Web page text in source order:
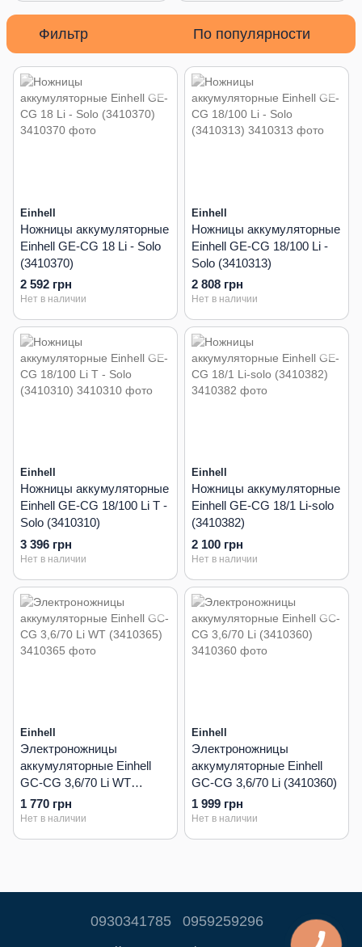
Фильтр По популярности
Einhell
Ножницы аккумуляторные
Einhell GE-CG 18 Li - Solo
(3410370)
2 592 грн
Нет в наличии
Einhell
Ножницы аккумуляторные
Einhell GE-CG 18/100 Li -
Solo (3410313)
2 808 грн
Нет в наличии
Einhell
Ножницы аккумуляторные
Einhell GE-CG 18/100 Li T -
Solo (3410310)
3 396 грн
Нет в наличии
Einhell
Ножницы аккумуляторные
Einhell GE-CG 18/1 Li-solo
(3410382)
2 100 грн
Нет в наличии
Einhell
Электроножницы
аккумуляторные Einhell
GC-CG 3,6/70 Li WT
(3410365)
1 770 грн
Нет в наличии
Einhell
Электроножницы
аккумуляторные Einhell
GC-CG 3,6/70 Li (3410360)
1 999 грн
Нет в наличии
0930341785 0959259296